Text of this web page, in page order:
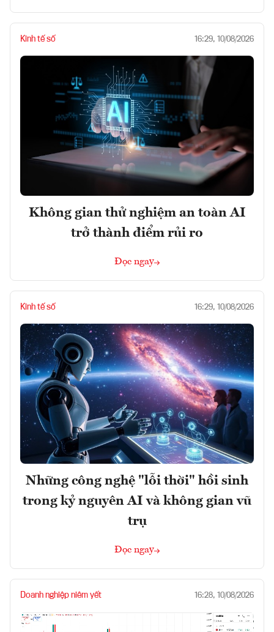
Kinh tế số 16:29, 10/08/2026
Không gian thử nghiệm an toàn AI
trở thành điểm rủi ro
Đọc ngay
Kinh tế số 16:29, 10/08/2026
Những công nghệ "lỗi thời" hồi sinh
trong kỷ nguyên AI và không gian vũ
trụ
Đọc ngay
Doanh nghiệp niêm yết 16:28, 10/08/2026